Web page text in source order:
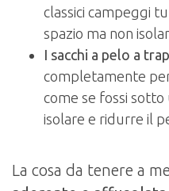
classici campeggi
spazio ma non
I sacchi a pelo a
completamente
come se fossi
isolare e ridurre il
La cosa da tenere a